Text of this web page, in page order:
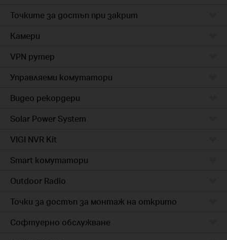
Точките за достъп при закрит
Камери
VPN рутер
Управляеми комутатори
Видео рекордери
Solar Power System
VIGI NVR Kit
Smart комутатори
Outdoor Radio
Точки за достъп за монтаж на открито
Софтуерно обслужване